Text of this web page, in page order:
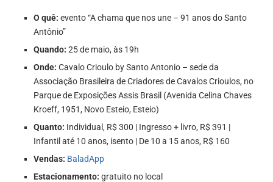
O quê: evento “A chama que nos une – 91 anos do Santo
Antônio”
Quando: 25 de maio, às 19h
Onde: Cavalo Crioulo by Santo Antonio – sede da
Associação Brasileira de Criadores de Cavalos Crioulos, no
Parque de Exposições Assis Brasil (Avenida Celina Chaves
Kroeff, 1951, Novo Esteio, Esteio)
Quanto: Individual, R$ 300 | Ingresso + livro, R$ 391 |
Infantil até 10 anos, isento | De 10 a 15 anos, R$ 160
Vendas: BaladApp
Estacionamento: gratuito no local